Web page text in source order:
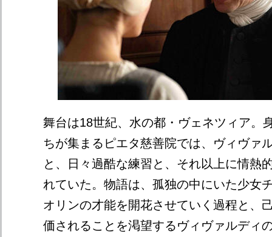
舞台は18世紀、水の都・ヴェネツィア。
ちが集まるピエタ慈善院では、ヴィヴァ
と、日々過酷な練習と、それ以上に情熱
れていた。物語は、孤独の中にいた少女
オリンの才能を開花させていく過程と、
価されることを渇望するヴィヴァルディ